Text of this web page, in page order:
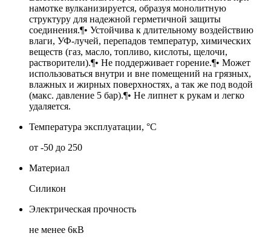
намотке вулканизируется, образуя монолитную
структуру для надежной герметичной защиты
соединения.¶• Устойчива к длительному воздействию
влаги, УФ-лучей, перепадов температур, химических
веществ (газ, масло, топливо, кислоты, щелочи,
растворители).¶• Не поддерживает горение.¶• Может
использоваться внутри и вне помещений на грязных,
влажных и жирных поверхностях, а так же под водой
(макс. давление 5 бар).¶• Не липнет к рукам и легко
удаляется.
Температура эксплуатации, °С
от -50 до 250
Материал
Силикон
Электрическая прочность
не менее 6кВ